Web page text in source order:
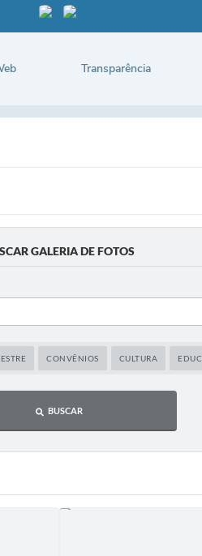
Transparência
GALERIA DE FOTOS
CONVÊNIOS CULTURA
BUSCAR